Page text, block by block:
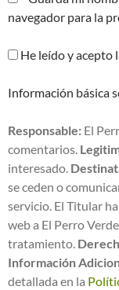
navegador para la
He leído y acepto
Información básica
Responsable: El
comentarios.
interesado.
se ceden o
servicio. El Titular
web a El Perro
tratamiento.
Información
detallada en la